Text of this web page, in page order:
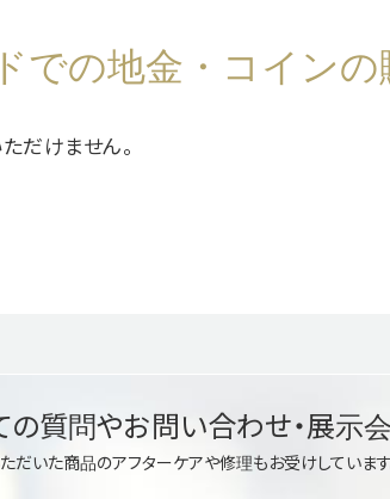
での地金・コインの
だけません。
の質問やお問い合わせ・展示
だいた商品のアフターケアや修理もお受けしています